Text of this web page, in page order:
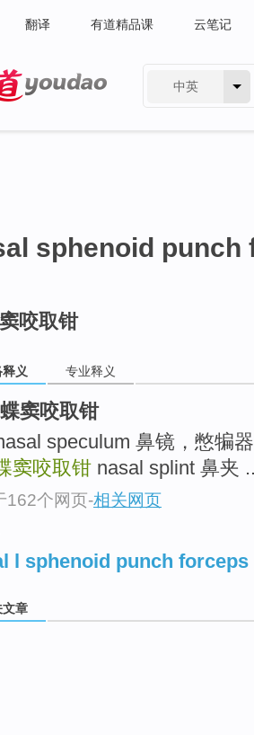
翻译 有道精品课 云笔记
中英
sphenoid punch
咬取钳
释义 专业释义
窦咬取钳
speculum 鼻镜，憋犏
窦咬取钳 nasal splint 鼻夹
162个网页-相关网页
l sphenoid punch forceps
文章